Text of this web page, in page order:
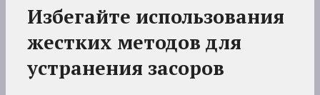
Избегайте использования
жестких методов для
устранения засоров